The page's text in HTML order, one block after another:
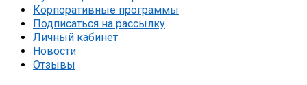
Корпоративные программы
Подписаться на рассылку
Личный кабинет
Новости
Отзывы